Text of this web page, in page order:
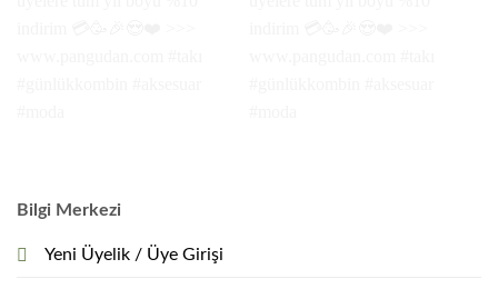
Bilgi Merkezi
Yeni Üyelik / Üye Girişi